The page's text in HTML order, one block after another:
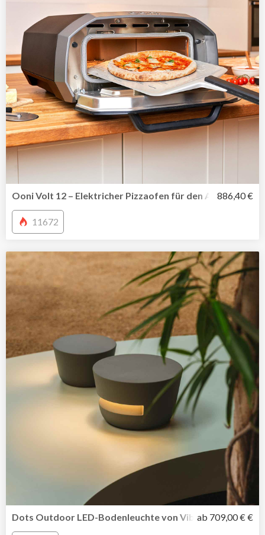
Ooni Volt 12 – Elektricher Pizzaofen für den Außen-und
886,40 €
11672
Dots Outdoor LED-Bodenleuchte von Vibia inszeniert
ab 709,00 € €